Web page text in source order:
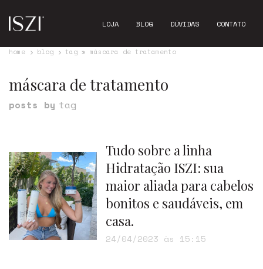
LOJA BLOG DÚVIDAS CONTATO
home blog tag » máscara de tratamento
máscara de tratamento
posts by tag
Tudo sobre a linha
Hidratação ISZI: sua
maior aliada para cabelos
bonitos e saudáveis, em
casa.
24/04/2023 às 15:15